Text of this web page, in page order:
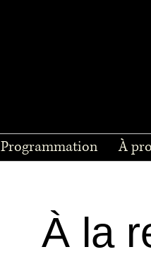
Programmation À
À la